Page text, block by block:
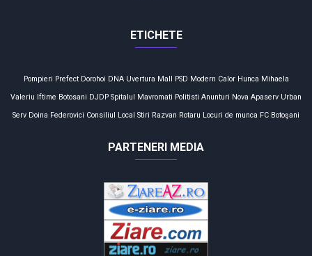
ETICHETE
Pompieri Prefect Dorohoi DNA Uvertura Mall PSD Modern Calor Hunca Mihaela
Valeriu Iftime Botosani DJDP Spitalul Mavromati Politisti Anunturi Nova Apaserv Urban
Serv Doina Federovici Consiliul Local Stiri Razvan Rotaru Locuri de munca FC Botoşani
PARTENERI MEDIA